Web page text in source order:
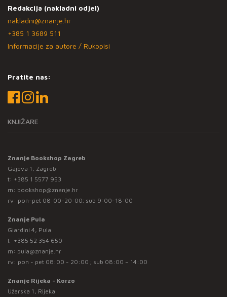
Redakcija (nakladni odjel)
nakladni@znanje.hr
+385 1 3689 511
Informacije za autore / Rukopisi
Pratite nas:
KNJIŽARE
Znanje Bookshop Zagreb
Gajeva 1, Zagreb
t: +385 1 5577 953
m: bookshop@znanje.hr
rv: pon-pet 08:00-20:00; sub 9:00-18:00
Znanje Pula
Giardini 4, Pula
t: +385 52 354 650
m: pula@znanje.hr
rv: pon - pet 08:00 - 20:00 ; sub 08:00 – 14:00
Znanje Rijeka - Korzo
Užarska 1, Rijeka